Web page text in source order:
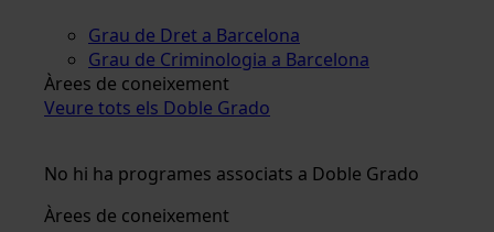
Grau de Dret a Barcelona
Grau de Criminologia a Barcelona
Àrees de coneixement
Veure tots els Doble Grado
No hi ha programes associats a Doble Grado
Àrees de coneixement